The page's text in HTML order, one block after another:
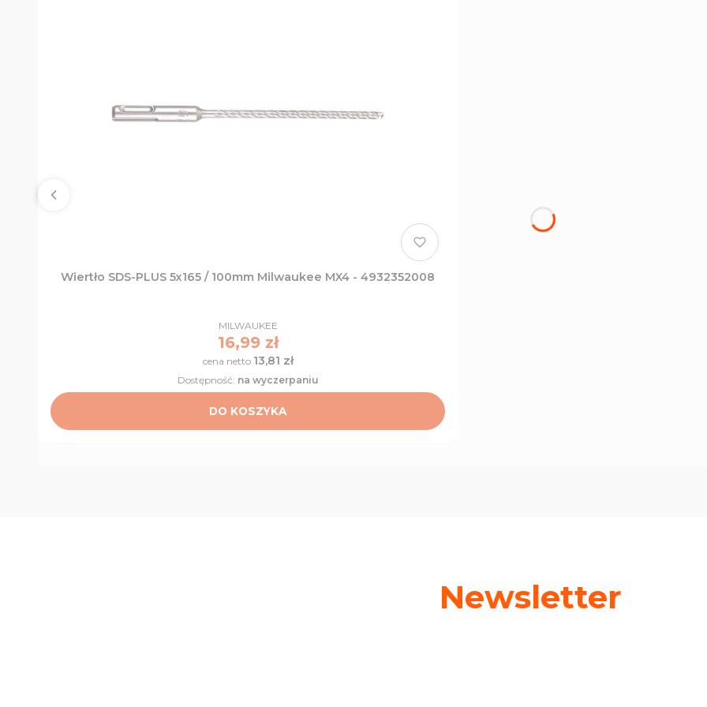
Wiertło SDS-PLUS 5x165 / 100mm Milwaukee MX4 - 4932352008
PRODUCENT
MILWAUKEE
Cena
16,99 zł
Cena 13,81 zł
DO KOSZYKA
Dostępność: na wyczerpaniu
Newsletter